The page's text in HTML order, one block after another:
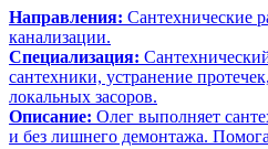
Направления: Сантехнические
канализации.
Специализация:
сантехники, устранение
локальных засоров.
Описание: Олег выполняет
и без лишнего демонтажа.